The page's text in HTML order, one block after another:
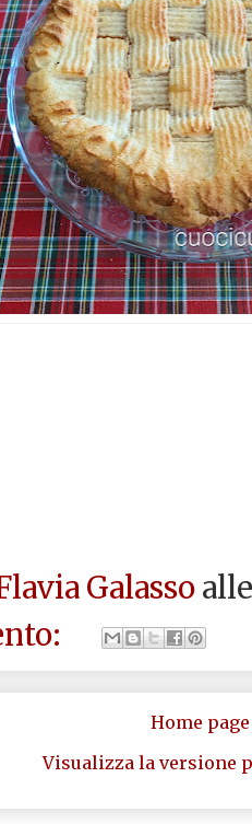
Galasso
Home page
Visualizza la versione